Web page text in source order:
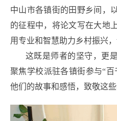
中山市各镇街的田野乡间，
的征程中，将论文写在大地
用专业和智慧助力乡村振兴
这既是师者的坚守，更
聚焦学校派驻各镇街参与“
他们的故事和感悟，致敬这